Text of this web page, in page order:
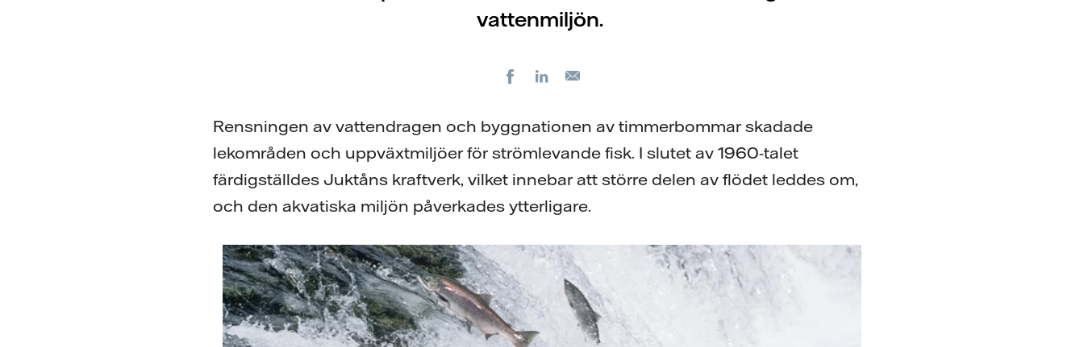
vattenmiljön.
FacebookLinkedIn
Rensningen av vattendragen och byggnationen av timmerbommar skadade
lekområden och uppväxtmiljöer för strömlevande fisk. I slutet av 1960-talet
färdigställdes Juktåns kraftverk, vilket innebar att större delen av flödet leddes om,
och den akvatiska miljön påverkades ytterligare.